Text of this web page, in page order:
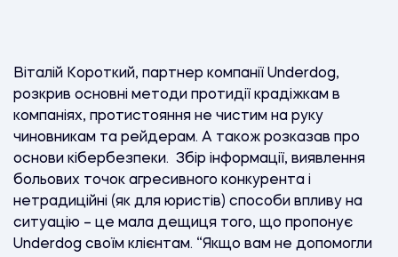
Віталій Короткий, партнер компанії Underdog,
розкрив основні методи протидії крадіжкам в
компаніях, протистояння не чистим на руку
чиновникам та рейдерам. А також розказав про
основи кібербезпеки. Збір інформації, виявлення
больових точок агресивного конкурента і
нетрадиційні (як для юристів) способи впливу на
ситуацію – це мала дещиця того, що пропонує
Underdog своїм клієнтам. “Якщо вам не допомогли